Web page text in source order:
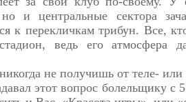
и центральные сектора
к перекличкам трибун. Все,
ведь его атмосфера
не получишь от теле-
этот вопрос болельщику с